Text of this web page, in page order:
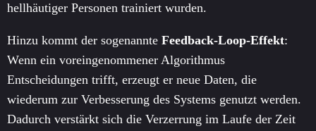
hellhäutiger Personen trainiert wurden.
Hinzu kommt der sogenannte Feedback-Loop-Effekt:
Wenn ein voreingenommener Algorithmus
Entscheidungen trifft, erzeugt er neue Daten, die
wiederum zur Verbesserung des Systems genutzt werden.
Dadurch verstärkt sich die Verzerrung im Laufe der Zeit